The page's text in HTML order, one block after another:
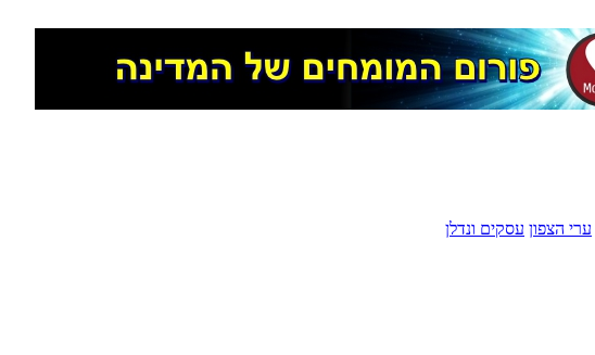
ערי הצפון עסקים ונדלן